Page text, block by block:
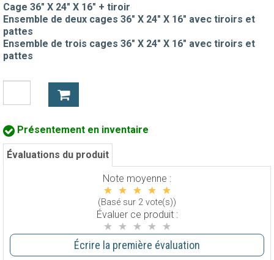
Cage 36" X 24" X 16" + tiroir
Ensemble de deux cages 36" X 24" X 16" avec tiroirs et
pattes
Ensemble de trois cages 36" X 24" X 16" avec tiroirs et
pattes
Présentement en inventaire
Évaluations du produit
Note moyenne :
(Basé sur 2 vote(s))
Évaluer ce produit :
Écrire la première évaluation